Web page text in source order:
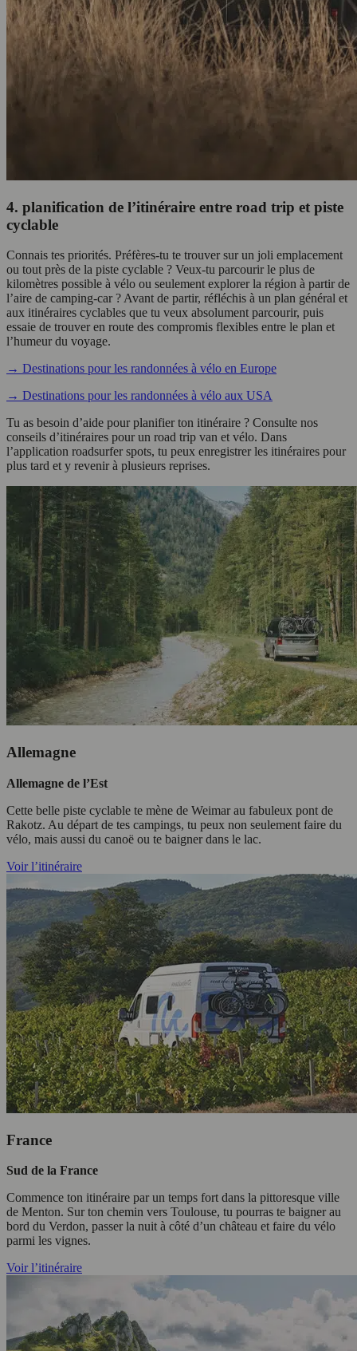
4. planification de l’itinéraire entre road trip et piste
cyclable
Connais tes priorités. Préfères-tu te trouver sur un joli emplacement
ou tout près de la piste cyclable ? Veux-tu parcourir le plus de
kilomètres possible à vélo ou seulement explorer la région à partir de
l’aire de camping-car ? Avant de partir, réfléchis à un plan général et
aux itinéraires cyclables que tu veux absolument parcourir, puis
essaie de trouver en route des compromis flexibles entre le plan et
l’humeur du voyage.
→ Destinations pour les randonnées à vélo en Europe
→ Destinations pour les randonnées à vélo aux USA
Tu as besoin d’aide pour planifier ton itinéraire ? Consulte nos
conseils d’itinéraires pour un road trip van et vélo. Dans
l’application roadsurfer spots, tu peux enregistrer les itinéraires pour
plus tard et y revenir à plusieurs reprises.
Allemagne
Allemagne de l’Est
Cette belle piste cyclable te mène de Weimar au fabuleux pont de
Rakotz. Au départ de tes campings, tu peux non seulement faire du
vélo, mais aussi du canoë ou te baigner dans le lac.
Voir l’itinéraire
France
Sud de la France
Commence ton itinéraire par un temps fort dans la pittoresque ville
de Menton. Sur ton chemin vers Toulouse, tu pourras te baigner au
bord du Verdon, passer la nuit à côté d’un château et faire du vélo
parmi les vignes.
Voir l’itinéraire